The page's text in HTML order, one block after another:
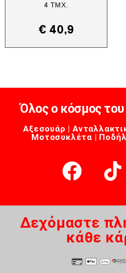
4 ΤΜΧ.
€ 40,9
Όλος ο κόσμος του
Αξεσουάρ |
Μοτοσυκλέτα |
Δεχόμαστε
κάθε